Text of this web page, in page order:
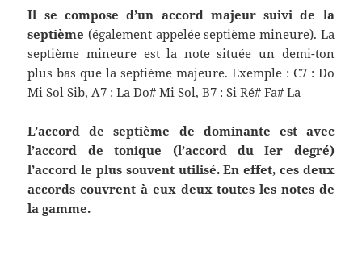
Il se compose d’un accord majeur suivi de la
septième (également appelée septième mineure). La
septième mineure est la note située un demi-ton
plus bas que la septième majeure. Exemple : C7 : Do
Mi Sol Sib, A7 : La Do# Mi Sol, B7 : Si Ré# Fa# La
L’accord de septième de dominante est avec
l’accord de tonique (l’accord du Ier degré)
l’accord le plus souvent utilisé. En effet, ces deux
accords couvrent à eux deux toutes les notes de
la gamme.